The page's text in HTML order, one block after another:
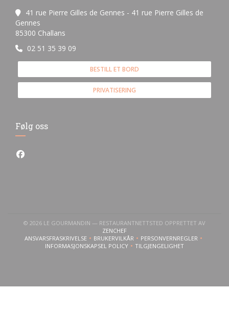
41 rue Pierre Gilles de Gennes - 41 rue Pierre Gilles de
Gennes
85300 Challans
02 51 35 39 09
BESTILL ET BORD
PRIVATISERING
Følg oss
Facebook ((åpner i et nytt vindu))
© 2026 LE GOURMANDIN — RESTAURANTNETTSTED OPPRETTET AV
ZENCHEF((ÅPNER I ET NYTT VINDU))
ANSVARSFRASKRIVELSE((ÅPNER I ET NYTT VINDU))
BRUKERVILKÅR((ÅPNER I ET NYTT VINDU))
PERSONVERNREGLER
((ÅPNER I ET NYTT
INFORMASJONSKAPSEL POLICY
((ÅPNER I ET NYTT VINDU))TILGJENGELIGHET((ÅPNER I ET NYTT VINDU))